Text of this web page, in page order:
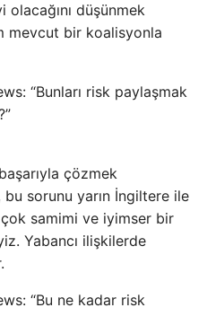
olacağını düşünmek
mevcut bir koalisyonla
“Bunları risk paylaşmak
çözmek
bu sorunu yarın İngiltere ile
samimi ve iyimser bir
Yabancı ilişkilerde
“Bu ne kadar risk